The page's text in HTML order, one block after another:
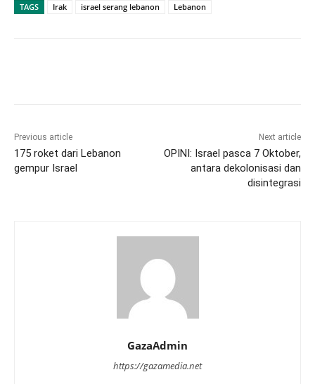
TAGS Irak israel serang lebanon Lebanon
Previous article
175 roket dari Lebanon
gempur Israel
Next article
OPINI: Israel pasca 7 Oktober,
antara dekolonisasi dan
disintegrasi
GazaAdmin
https://gazamedia.net